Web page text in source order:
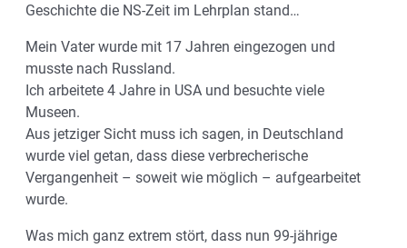
Geschichte die NS-Zeit im Lehrplan stand…
Mein Vater wurde mit 17 Jahren eingezogen und
musste nach Russland.
Ich arbeitete 4 Jahre in USA und besuchte viele
Museen.
Aus jetziger Sicht muss ich sagen, in Deutschland
wurde viel getan, dass diese verbrecherische
Vergangenheit – soweit wie möglich – aufgearbeitet
wurde.
Was mich ganz extrem stört, dass nun 99-jährige